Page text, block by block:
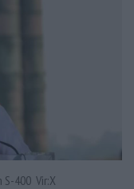
S-400 Vir:X